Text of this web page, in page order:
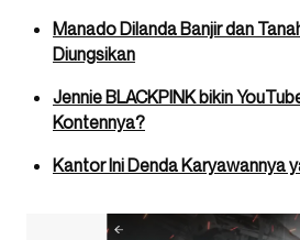
Manado Dilanda Banjir dan
Diungsikan
Jennie BLACKPINK bikin
Kontennya?
Kantor Ini Denda Karyawannya